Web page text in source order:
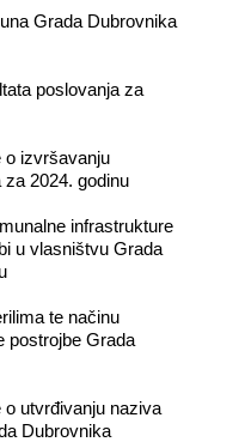
Grada Dubrovnika
poslovanja za
o izvršavanju
2024. godinu
infrastrukture
u vlasništvu Grada
te načinu
postrojbe Grada
o utvrđivanju naziva
Dubrovnika